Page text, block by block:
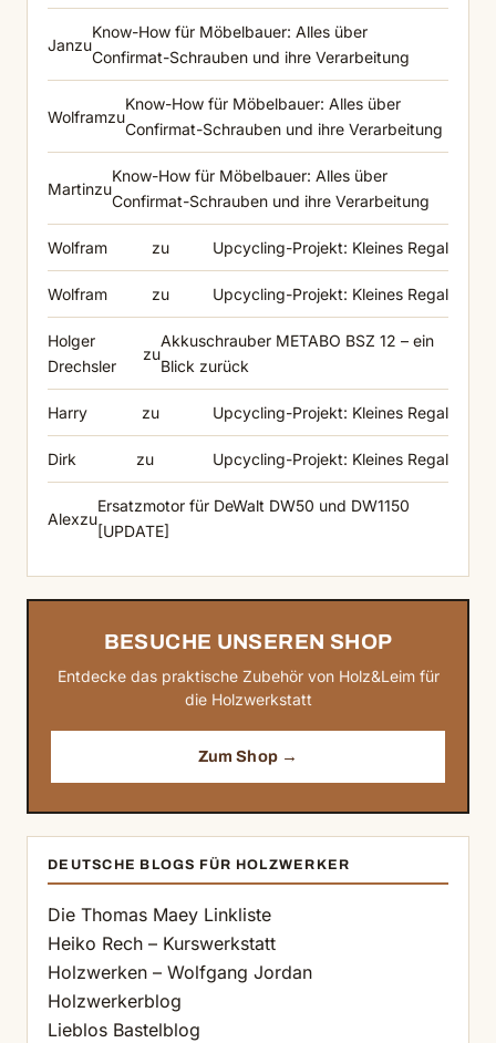
Janzu
Know-How für Möbelbauer: Alles über
Confirmat-Schrauben und ihre Verarbeitung
Wolframzu
Know-How für Möbelbauer: Alles über
Confirmat-Schrauben und ihre Verarbeitung
Martinzu
Know-How für Möbelbauer: Alles über
Confirmat-Schrauben und ihre Verarbeitung
Wolfram zu Upcycling-Projekt: Kleines Regal
Wolfram zu Upcycling-Projekt: Kleines Regal
Holger
Drechsler
zu
Akkuschrauber METABO BSZ 12 – ein
Blick zurück
Harry zu Upcycling-Projekt: Kleines Regal
Dirk zu Upcycling-Projekt: Kleines Regal
Alexzu
Ersatzmotor für DeWalt DW50 und DW1150
[UPDATE]
BESUCHE UNSEREN SHOP
Entdecke das praktische Zubehör von Holz&Leim für
die Holzwerkstatt
Zum Shop →
DEUTSCHE BLOGS FÜR HOLZWERKER
Die Thomas Maey Linkliste
Heiko Rech – Kurswerkstatt
Holzwerken – Wolfgang Jordan
Holzwerkerblog
Lieblos Bastelblog